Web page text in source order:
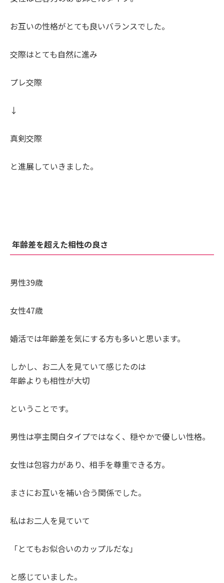
お互いの性格がとても良いバランスでした。
交際はとても自然に進み
プレ交際
↓
真剣交際
と進展していきました。
年齢差を超えた相性の良さ
男性39歳
女性47歳
婚活では年齢差を気にする方も多いと思います。
しかし、お二人を見ていて感じたのは
年齢よりも相性が大切
ということです。
男性は亭主関白タイプではなく、穏やかで優しい性格。
女性は包容力があり、相手を尊重できる方。
まさにお互いを補い合う関係でした。
私はお二人を見ていて
「とてもお似合いのカップルだな」
と感じていました。